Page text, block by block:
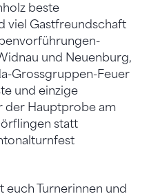
beste
viel Gastfreundschaft
und Neuenburg,
Grossgruppen-Feuer
und einzige
der Hauptprobe am
statt
euch Turnerinnen und